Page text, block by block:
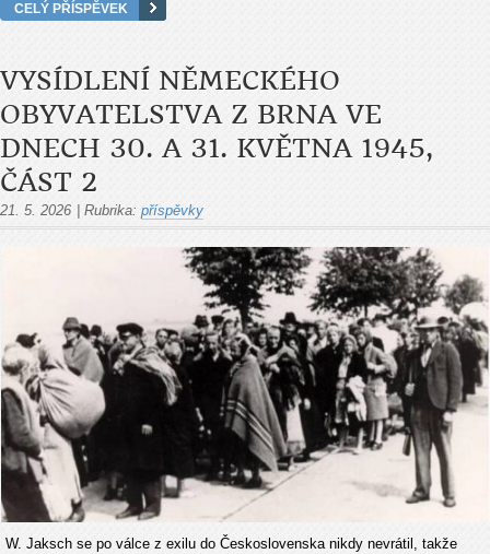
CELÝ PŘÍSPĚVEK
VYSÍDLENÍ NĚMECKÉHO
OBYVATELSTVA Z BRNA VE
DNECH 30. A 31. KVĚTNA 1945,
ČÁST 2
21. 5. 2026 Rubrika: příspěvky
W. Jaksch se po válce z exilu do Československa nikdy nevrátil, takže